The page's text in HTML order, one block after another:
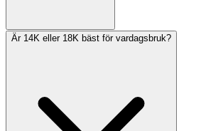
Är 14K eller 18K bäst för vardagsbruk?